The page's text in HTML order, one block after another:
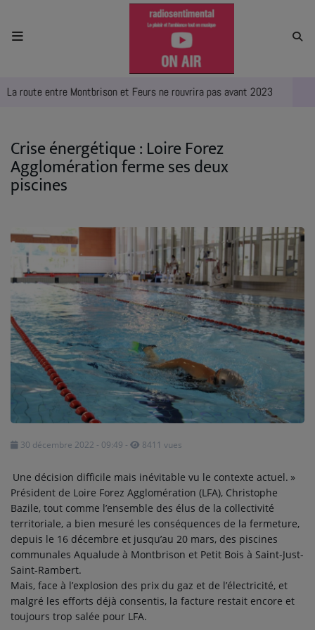
route entre Montbrison et Feurs ne rouvrira pas avant 2023
ACTUALITÉS
EMPLOIS
EMISSIONS
EQUIPES
INFO CONCERT
SPORT
PUBLICITÉS
CINÉMA
Se connecter
Crise énergétique : Loire Forez
Agglomération ferme ses deux
piscines
30 décembre 2022 - 09:49 - 8411 vues
Une décision difficile mais inévitable vu le contexte actuel. »
Président de Loire Forez Agglomération (LFA), Christophe
Bazile, tout comme l’ensemble des élus de la collectivité
territoriale, a bien mesuré les conséquences de la fermeture,
depuis le 16 décembre et jusqu’au 20 mars, des piscines
communales Aqualude à Montbrison et Petit Bois à Saint-Just-
Saint-Rambert.
Mais, face à l’explosion des prix du gaz et de l’électricité, et
malgré les efforts déjà consentis, la facture restait encore et
toujours trop salée pour LFA.